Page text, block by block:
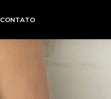
CONTATO